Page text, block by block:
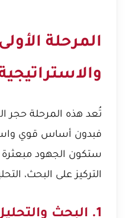
المرحلة
والاستراتيجية
تُعد هذه المرحلة حجر
فبدون أساس قوي
ستكون الجهود مبعثرة
التركيز على البحث،
1. البحث